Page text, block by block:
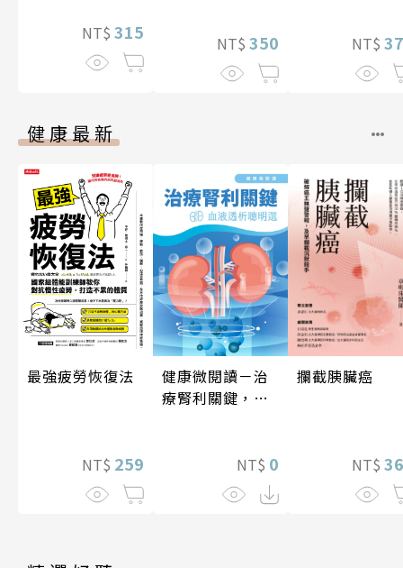
NT$ 315
NT$ 350 NT$
健康最新
最強疲勞恢復法
NT$ 259
健康微閱讀－治
療腎利關鍵，血
NT$ 0
攔截胰臟癌
NT$